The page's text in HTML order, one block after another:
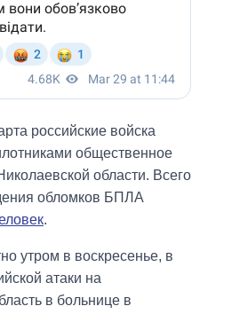
российские войска
общественное
области. Всего
обломков БПЛА
.
утром в воскресенье, в
атаки на
в больнице в